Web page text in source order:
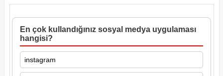
En çok kullandığınız sosyal medya uygulaması
hangisi?
instagram